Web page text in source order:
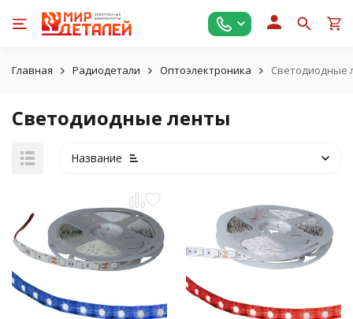
Главная Радиодетали Оптоэлектроника Светодиодные
Светодиодные ленты
Название